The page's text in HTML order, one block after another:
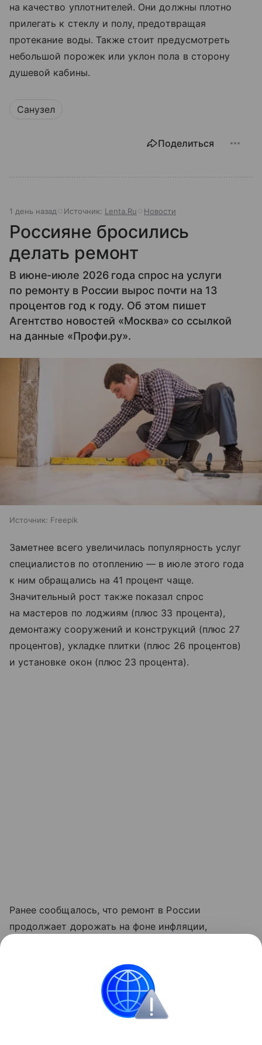
на качество уплотнителей. Они должны плотно
прилегать к стеклу и полу, предотвращая
протекание воды. Также стоит предусмотреть
небольшой порожек или уклон пола в сторону
душевой кабины.
Санузел
Поделиться
1 день назад Источник: Lenta.Ru Новости
Россияне бросились
делать ремонт
В июне-июле 2026 года спрос на услуги
по ремонту в России вырос почти на 13
процентов год к году. Об этом пишет
Агентство новостей «Москва» со ссылкой
на данные «Профи.ру».
Источник: Freepik
Заметнее всего увеличилась популярность услуг
специалистов по отоплению — в июле этого года
к ним обращались на 41 процент чаще.
Значительный рост также показал спрос
на мастеров по лоджиям (плюс 33 процента),
демонтажу сооружений и конструкций (плюс 27
процентов), укладке плитки (плюс 26 процентов)
и установке окон (плюс 23 процента).
Ранее сообщалось, что ремонт в России
продолжает дорожать на фоне инфляции,
оказался ниже прогнозов.
Ремонт и обустройство